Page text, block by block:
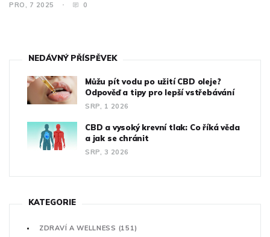
PRO, 7 2025 0
NEDÁVNÝ PŘÍSPĚVEK
Můžu pít vodu po užití CBD oleje?
Odpověď a tipy pro lepší vstřebávání
SRP, 1 2026
CBD a vysoký krevní tlak: Co říká věda
a jak se chránit
SRP, 3 2026
KATEGORIE
ZDRAVÍ A WELLNESS (151)